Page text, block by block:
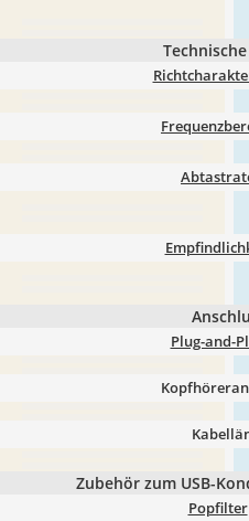
Plug-and-
Zubehör zum USB-
Popfilter